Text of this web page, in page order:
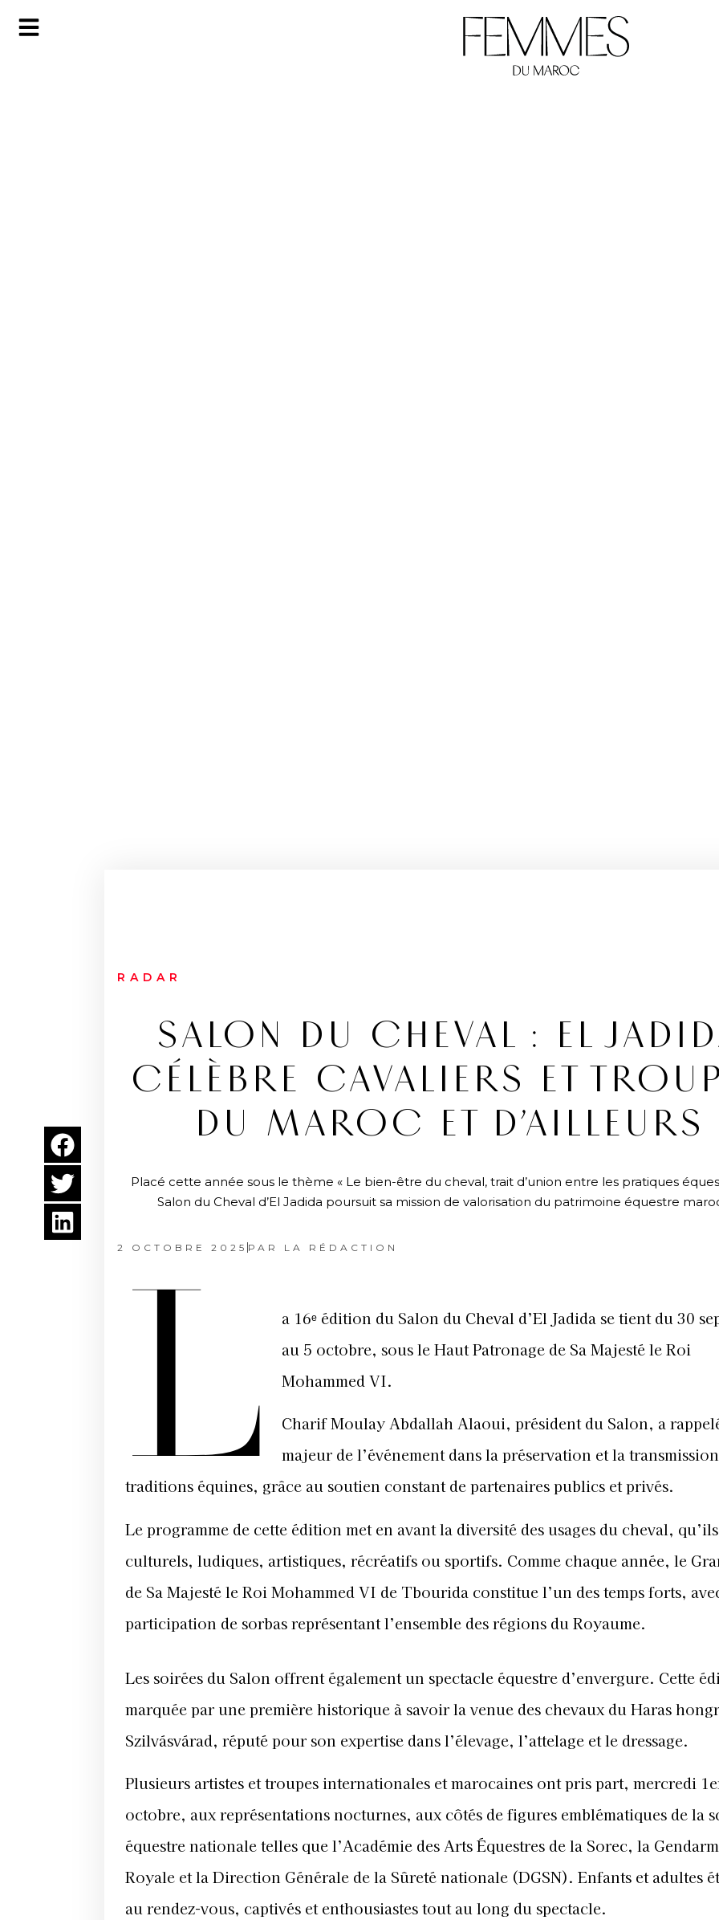
RADAR
SALON DU CHEVAL : EL
CÉLÈBRE CAVALIERS ET
DU MAROC ET D’AILLEURS
Placé cette année sous le thème « Le bien-être du cheval, trait d’union entre les pratiques
Salon du Cheval d’El Jadida poursuit sa mission de valorisation du patrimoine équestre
2 OCTOBRE 2025 PAR LA RÉDACTION
L
a 16ᵉ édition du Salon du Cheval d’El Jadida se tient du 30
au 5 octobre, sous le Haut Patronage de Sa Majesté le Roi
Mohammed VI.
Charif Moulay Abdallah Alaoui, président du Salon, a
majeur de l’événement dans la préservation et la
traditions équines, grâce au soutien constant de partenaires publics et privés.
Le programme de cette édition met en avant la diversité des usages du cheval,
culturels, ludiques, artistiques, récréatifs ou sportifs. Comme chaque année, le
de Sa Majesté le Roi Mohammed VI de Tbourida constitue l’un des temps forts,
participation de sorbas représentant l’ensemble des régions du Royaume.
Les soirées du Salon offrent également un spectacle équestre d’envergure. Cette
marquée par une première historique à savoir la venue des chevaux du Haras
Szilvásvárad, réputé pour son expertise dans l’élevage, l’attelage et le dressage.
Plusieurs artistes et troupes internationales et marocaines ont pris part, mercredi
octobre, aux représentations nocturnes, aux côtés de figures emblématiques de la
équestre nationale telles que l’Académie des Arts Équestres de la Sorec, la
Royale et la Direction Générale de la Sûreté nationale (DGSN). Enfants et adultes
au rendez-vous, captivés et enthousiastes tout au long du spectacle.